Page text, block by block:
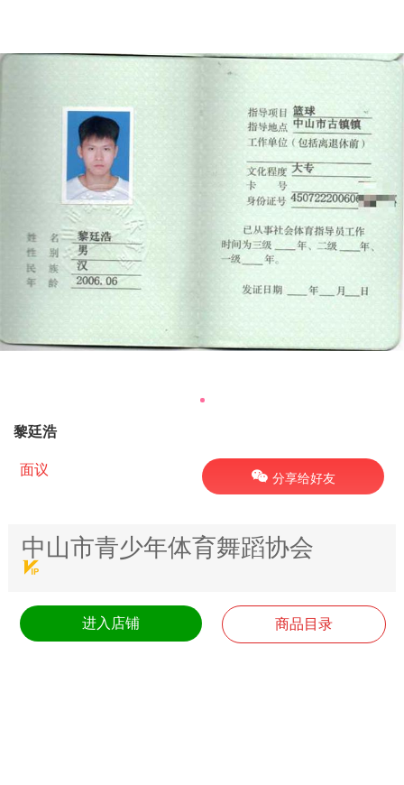
黎廷浩
面议
分享给好友
中山市青少年体育舞蹈协会
进入店铺 商品目录